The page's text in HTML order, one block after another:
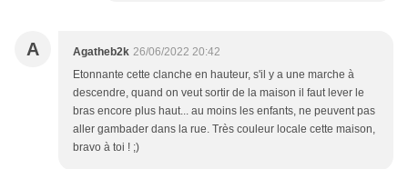
A Agatheb2k 26/06/2022 20:42
Etonnante cette clanche en hauteur, s'il y a une marche à
descendre, quand on veut sortir de la maison il faut lever le
bras encore plus haut... au moins les enfants, ne peuvent pas
aller gambader dans la rue. Très couleur locale cette maison,
bravo à toi ! ;)